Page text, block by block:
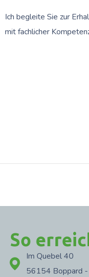
Ich begleite Sie zur
mit fachlicher
So
Im Quebel 40
56154 Boppard -